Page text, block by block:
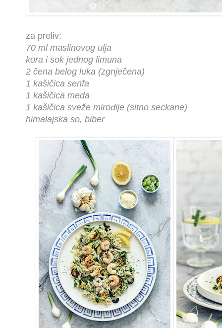
za preliv:
70 ml maslinovog ulja
kora i sok jednog limuna
2 čena belog luka (zgnječena)
1 kašičica senfa
1 kašičica meda
1 kašičica sveže mirođije (sitno seckane)
himalajska so, biber